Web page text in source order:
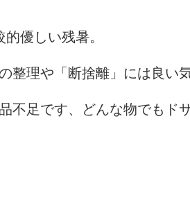
優しい残暑。
整理や「断捨離」には良い
不足です、どんな物でもド